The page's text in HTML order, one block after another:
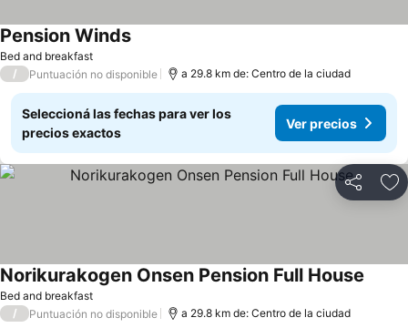
Bed and breakfast
Pension Winds
/ Puntuación no disponible a 29.8 km de: Centro de la ciudad
Seleccioná las fechas para ver los
precios exactos
Ver precios
Compartir
Bed and breakfast
Norikurakogen Onsen Pension Full House
/ Puntuación no disponible a 29.8 km de: Centro de la ciudad